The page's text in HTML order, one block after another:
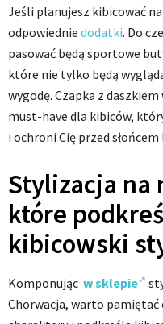
Jeśli planujesz kibicować
odpowiednie dodatki. Do
pasować będą sportowe
które nie tylko będą
wygodę. Czapka z
must-have dla kibiców,
i ochroni Cię przed
Stylizacja na
które
kibicowski
Komponując w sklepie
Chorwacja, warto pamiętać